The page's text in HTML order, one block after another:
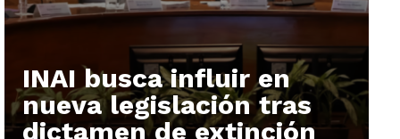
INAI busca influir en
nueva legislación tras
dictamen de extinción